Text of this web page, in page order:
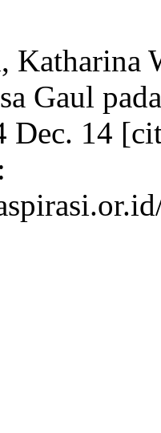
Katharina
Gaul
Dec. 14